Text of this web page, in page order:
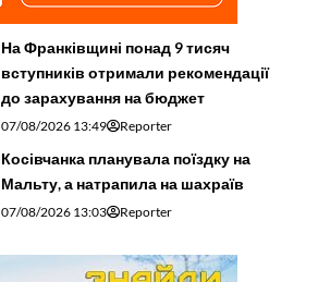
На Франківщині понад 9 тисяч
вступників отримали рекомендації
до зарахування на бюджет
07/08/2026 13:49 Reporter
Косівчанка планувала поїздку на
Мальту, а натрапила на шахраїв
07/08/2026 13:03 Reporter